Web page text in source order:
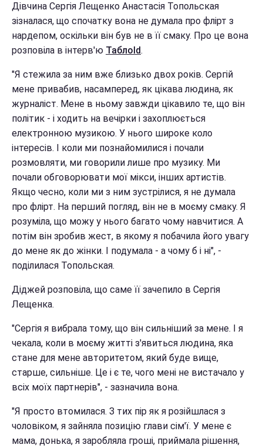
Дівчина Сергія Лещенко Анастасія Топольская
зізналася, що спочатку вона не думала про флірт з
нардепом, оскільки він був не в її смаку. Про це вона
розповіла в інтерв'ю ТаблоId.
"Я стежила за ним вже близько двох років. Сергій
мене привабив, насамперед, як цікава людина, як
журналіст. Мене в ньому завжди цікавило те, що він
політик - і ходить на вечірки і захоплюється
електронною музикою. У нього широке коло
інтересів. І коли ми познайомилися і почали
розмовляти, ми говорили лише про музику. Ми
почали обговорювати мої мікси, інших артистів.
Якщо чесно, коли ми з ним зустрілися, я не думала
про флірт. На перший погляд, він не в моєму смаку. Я
розуміла, що можу у нього багато чому навчитися. А
потім він зробив жест, в якому я побачила його увагу
до мене як до жінки. І подумала - а чому б і ні", -
поділилася Топольская.
Діджей розповіла, що саме її зачепило в Сергія
Лещенка.
"Сергія я вибрала тому, що він сильніший за мене. І я
чекала, коли в моєму житті з'явиться людина, яка
стане для мене авторитетом, який буде вище,
старше, сильніше. Це і є те, чого мені не вистачало у
всіх моїх партнерів", - зазначила вона.
"Я просто втомилася. З тих пір як я розійшлася з
чоловіком, я зайняла позицію глави сім'ї. У мене є
мама, донька, я заробляла гроші, приймала рішення,